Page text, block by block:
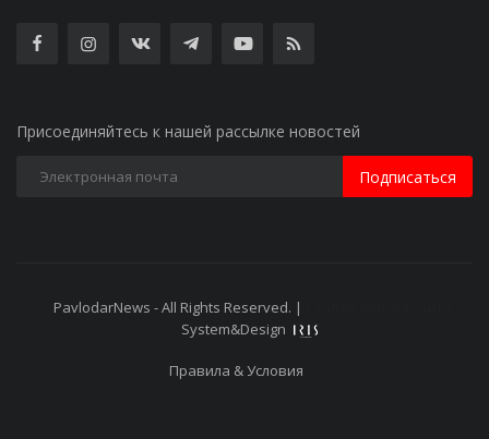
Присоединяйтесь к нашей рассылке новостей
Подписаться
PavlodarNews - All Rights Reserved. |
System&Design
Правила & Условия